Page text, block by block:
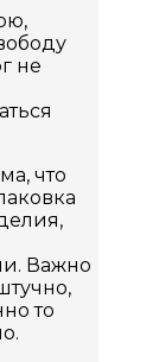
не
что
Важно
то